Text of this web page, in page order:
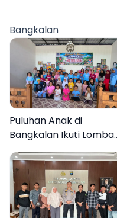
Bangkalan
Puluhan Anak di
Bangkalan Ikuti Lomba
Mewarnai Bertema
Liburan Keluarga